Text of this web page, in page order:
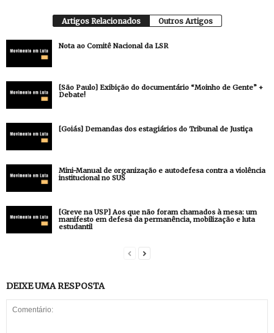
Artigos Relacionados Outros Artigos
Nota ao Comitê Nacional da LSR
[São Paulo] Exibição do documentário “Moinho de Gente” +
Debate!
[Goiás] Demandas dos estagiários do Tribunal de Justiça
Mini-Manual de organização e autodefesa contra a violência
institucional no SUS
[Greve na USP] Aos que não foram chamados à mesa: um
manifesto em defesa da permanência, mobilização e luta
estudantil
DEIXE UMA RESPOSTA